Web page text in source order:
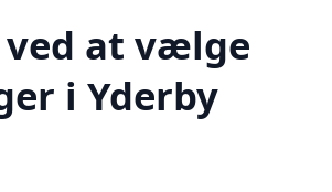
ved at vælge
i Yderby